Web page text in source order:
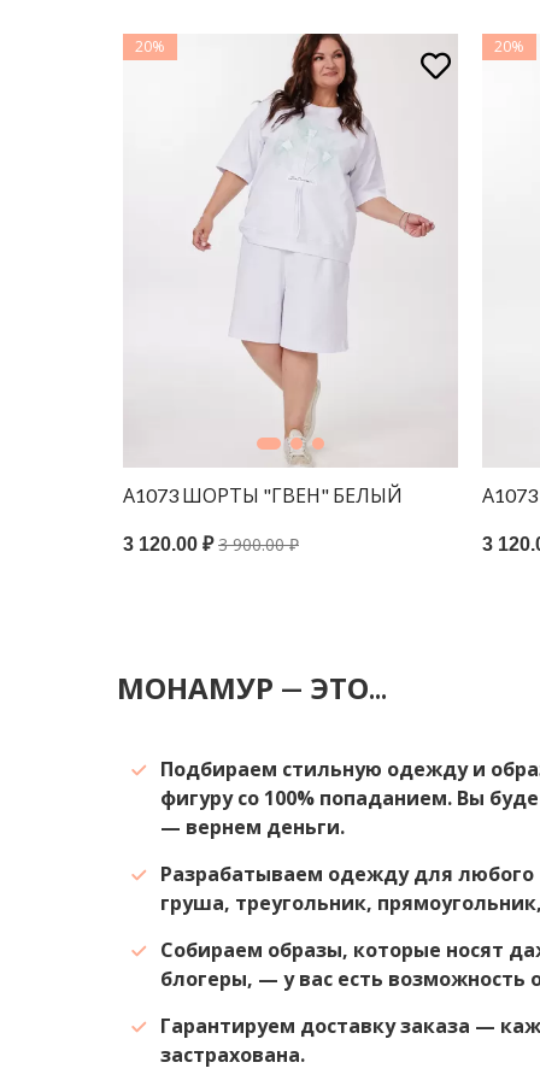
20%
А1073 ШОРТЫ "ГВЕН" БЕЛЫЙ
3 120.00 ₽3 900.00 ₽
20%
3
МОНАМУР — ЭТО...
Подбираем стильную одежду и
фигуру со 100% попаданием. Вы
— вернем деньги.
Разрабатываем одежду для любого
груша, треугольник,
Собираем образы, которые носят
блогеры, — у вас есть возможность
Гарантируем доставку заказа —
застрахована.